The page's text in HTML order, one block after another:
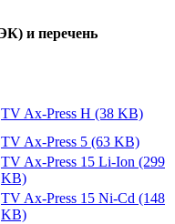
TV Ax-Press H (38 KB)
TV Ax-Press 5 (63 KB)
TV Ax-Press 15 Li-Ion (299
KB)
TV Ax-Press 15 Ni-Cd (148
KB)